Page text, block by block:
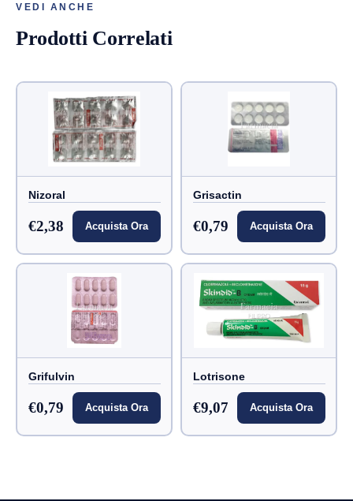
VEDI ANCHE
Prodotti Correlati
Nizoral
€2,38 Acquista Ora
Grisactin
€0,79 Acquista Ora
Grifulvin
€0,79 Acquista Ora
Lotrisone
€9,07 Acquista Ora